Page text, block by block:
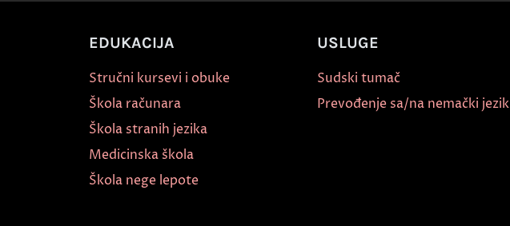
EDUKACIJA
Stručni kursevi i obuke
Škola računara
Škola stranih jezika
Medicinska škola
Škola nege lepote
USLUGE
Sudski tumač
Prevođenje sa/na nemački jezik